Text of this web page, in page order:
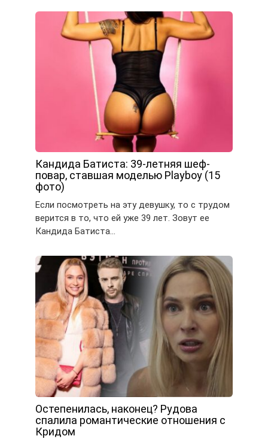
Кандида Батиста: 39-летняя шеф-
повар, ставшая моделью Playboy (15
фото)
Если посмотреть на эту девушку, то с трудом
верится в то, что ей уже 39 лет. Зовут ее
Кандида Батиста…
Остепенилась, наконец? Рудова
спалила романтические отношения с
Кридом